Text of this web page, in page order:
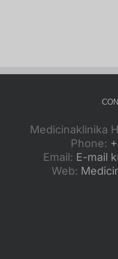
Medicinaklinika
Phone:
Email: E-mail
Web: